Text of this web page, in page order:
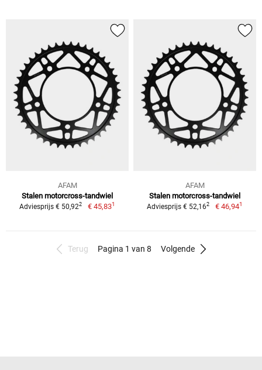
AFAM
Stalen motorcross-tandwiel
Adviesprijs € 50,922 € 45,831
AFAM
Stalen motorcross-tandwiel
Adviesprijs € 52,162 € 46,941
Terug Pagina 1 van 8 Volgende